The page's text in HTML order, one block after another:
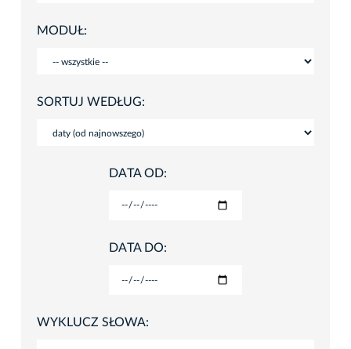
MODUŁ:
SORTUJ WEDŁUG:
DATA OD:
DATA DO:
WYKLUCZ SŁOWA: